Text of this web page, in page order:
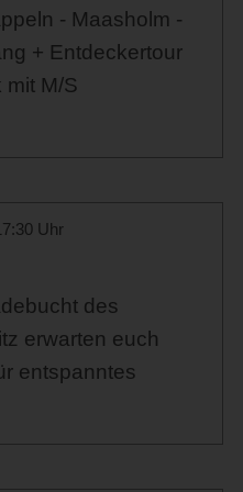
- Maasholm -
+ Entdeckertour
mit M/S
Uhr
des
erwarten euch
entspanntes